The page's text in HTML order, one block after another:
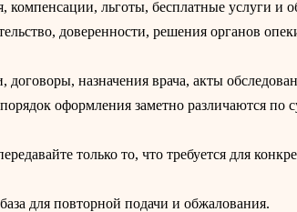
компенсации, льготы, бесплатные услуги и
доверенности, решения органов
договоры, назначения врача, акты
оформления заметно различаются по
только то, что требуется для
для повторной подачи и обжалования.